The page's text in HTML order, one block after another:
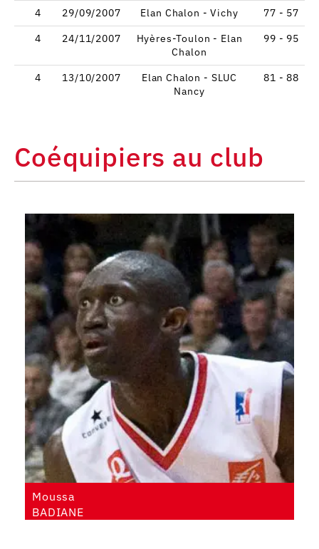
4 29/09/2007 Elan Chalon - Vichy
77 - 57
4
24/11/2007
Hyères-Toulon - Elan
Chalon
99 - 95
4 13/10/2007
Elan Chalon - SLUC
Nancy
81 - 88
Coéquipiers au club
Moussa
BADIANE